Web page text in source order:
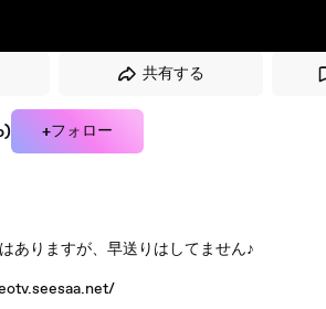
共有する
+フォロー
ありますが、早送りはしてません♪